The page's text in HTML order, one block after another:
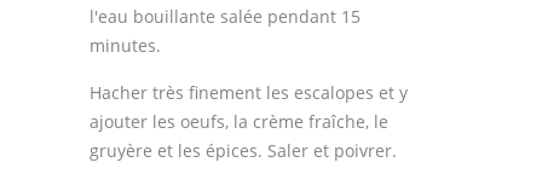
l'eau bouillante salée pendant 15
minutes.
Hacher très finement les escalopes et y
ajouter les oeufs, la crème fraîche, le
gruyère et les épices. Saler et poivrer.